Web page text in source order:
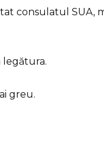
consulatul SUA,
legătura.
greu.